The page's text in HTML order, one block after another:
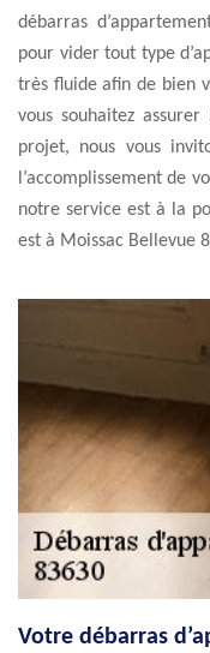
débarras
pour vider tout type
très fluide afin de bien
vous souhaitez
projet, nous vous
l’accomplissement de
notre service est à la
est à Moissac Bellevue
Votre débarras